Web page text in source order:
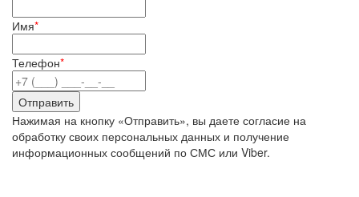
Имя*
Телефон*
Нажимая на кнопку «Отправить», вы даете согласие на
обработку своих персональных данных и получение
информационных сообщений по СМС или Viber.